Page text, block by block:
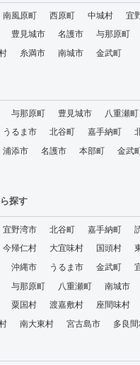
南風原町 西原町 中城村 宜
豊見城市 名護市 与那原町
糸満市 南城市 金武町
与那原町 豊見城市 八重瀬町
うるま市 北谷町 嘉手納町
浦添市 名護市 本部町 金武
探す
宜野湾市 北谷町 嘉手納町
今帰仁村 大宜味村 国頭村
沖縄市 うるま市 金武町
与那原町 八重瀬町 南城市
粟国村 渡嘉敷村 座間味村
南大東村 宮古島市 多良